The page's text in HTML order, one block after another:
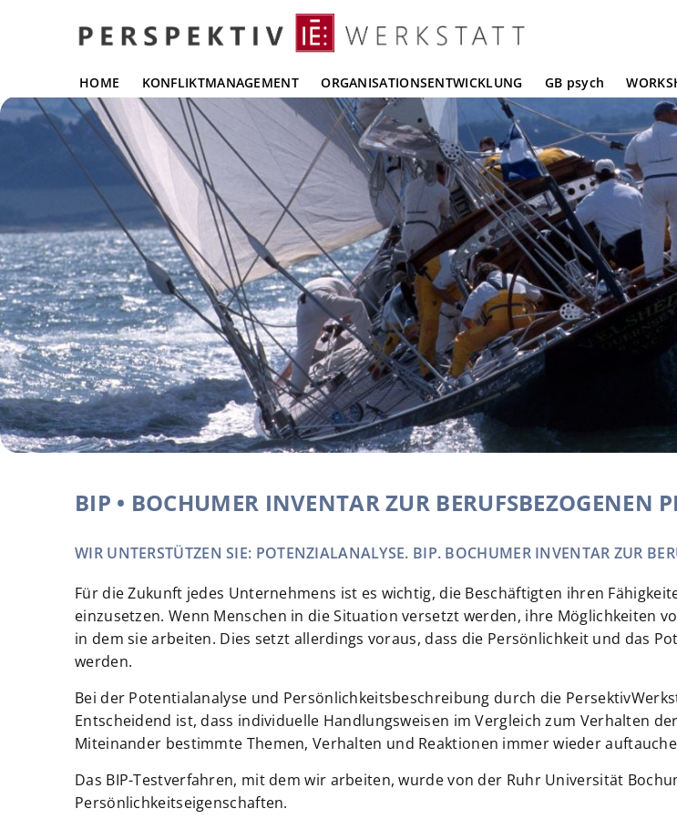
HOME KONFLIKTMANAGEMENT ORGANISATIONSENTWICKLUNG GB psych
BIP • BOCHUMER INVENTAR ZUR BERUFSBEZOGENEN
WIR UNTERSTÜTZEN SIE: POTENZIALANALYSE. BIP. BOCHUMER INVENTAR ZUR
Für die Zukunft jedes Unternehmens ist es wichtig, die Beschäftigten ihren
einzusetzen. Wenn Menschen in die Situation versetzt werden, ihre Möglichkeiten
in dem sie arbeiten. Dies setzt allerdings voraus, dass die Persönlichkeit und das
werden.
Bei der Potentialanalyse und Persönlichkeitsbeschreibung durch die
Entscheidend ist, dass individuelle Handlungsweisen im Vergleich zum Verhalten
Miteinander bestimmte Themen, Verhalten und Reaktionen immer wieder
Das BIP-Testverfahren, mit dem wir arbeiten, wurde von der Ruhr Universität
Persönlichkeitseigenschaften.